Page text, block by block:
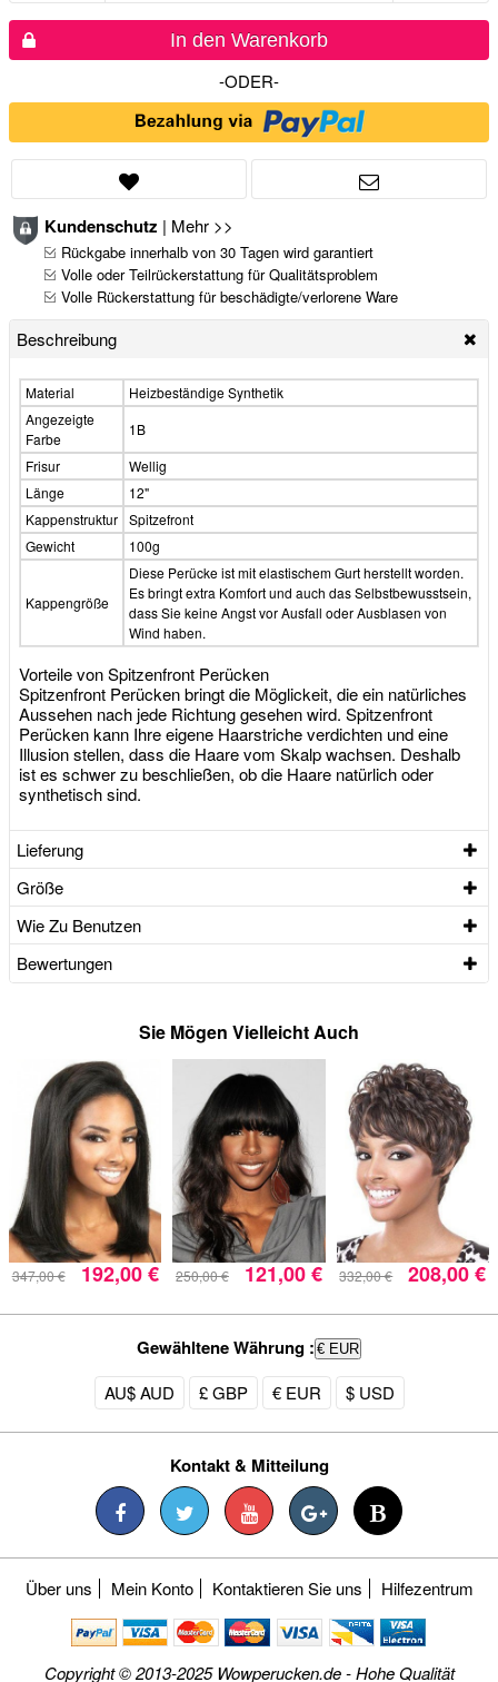
In den Warenkorb
-ODER-
Kundenschutz | Mehr >>
Rückgabe innerhalb von 30 Tagen wird garantiert
Volle oder Teilrückerstattung für Qualitätsproblem
Volle Rückerstattung für beschädigte/verlorene Ware
Beschreibung
Material
Heizbeständige Synthetik
Angezeigte
Farbe
1B
Frisur
Wellig
Länge
12"
Kappenstruktur Spitzefront
Gewicht
100g
Kappengröße
Diese Perücke ist mit elastischem Gurt herstellt worden.
Es bringt extra Komfort und auch das Selbstbewusstsein,
dass Sie keine Angst vor Ausfall oder Ausblasen von
Wind haben.
Vorteile von Spitzenfront Perücken
Spitzenfront Perücken bringt die Möglickeit, die ein natürliches
Aussehen nach jede Richtung gesehen wird. Spitzenfront
Perücken kann Ihre eigene Haarstriche verdichten und eine
Illusion stellen, dass die Haare vom Skalp wachsen. Deshalb
ist es schwer zu beschließen, ob die Haare natürlich oder
synthetisch sind.
Lieferung
Größe
Wie Zu Benutzen
Bewertungen
Sie Mögen Vielleicht Auch
347,00 € 192,00 € 250,00 € 121,00 € 332,00 € 208,00 €
Gewähltene Währung : € EUR
AU$ AUD £ GBP € EUR $ USD
Kontakt & Mitteilung
Über uns Mein Konto Kontaktieren Sie uns Hilfezentrum
Copyright © 2013-2025 Wowperucken.de - Hohe Qualität